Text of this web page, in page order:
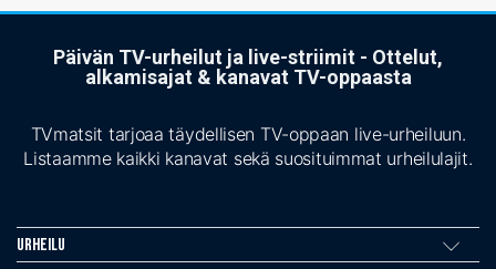
Päivän TV-urheilut ja live-striimit - Ottelut,
alkamisajat & kanavat TV-oppaasta
TVmatsit tarjoaa täydellisen TV-oppaan live-urheiluun.
Listaamme kaikki kanavat sekä suosituimmat urheilulajit.
Urheilu